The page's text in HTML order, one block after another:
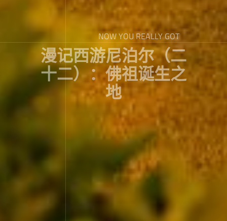
NOW YOU REALLY GOT
漫记西游尼泊尔（二
十二）：佛祖诞生之
地